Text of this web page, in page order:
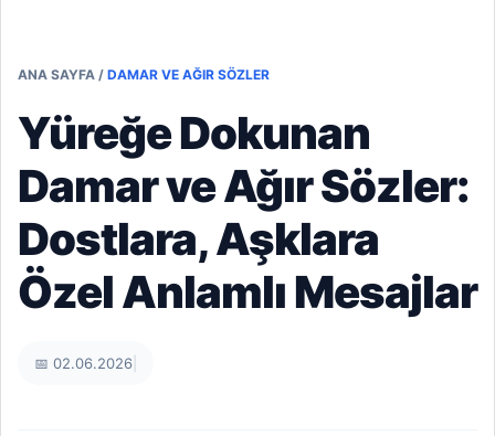
ANA SAYFA / DAMAR VE AĞIR SÖZLER
Yüreğe Dokunan
Damar ve Ağır Sözler:
Dostlara, Aşklara
Özel Anlamlı Mesajlar
📅 02.06.2026